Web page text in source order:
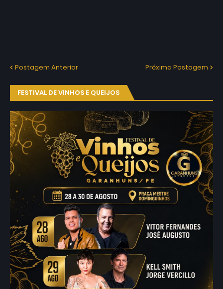
Postagem Anterior Próxima Postagem
FESTIVAL DE VINHOS E QUEIJOS